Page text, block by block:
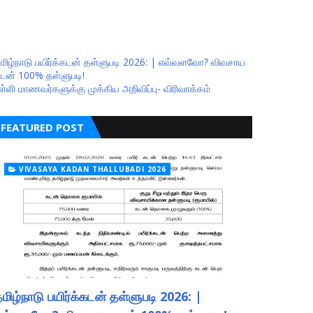
பயிர்க்கடன் தள்ளுபடி 2026: | எவ்வளவோ? விவசாய
100% தள்ளுபடி!
மாணவர்களுக்கு முக்கிய அறிவிப்பு- விரிவாக்கம்
FEATURED POST
VIVASAYA KADAN THALLUBADI 2026
பயிர்க்கடன் தள்ளுபடி 2026: |